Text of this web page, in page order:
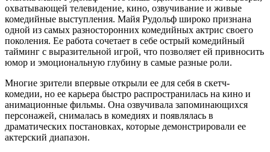
охватывающей телевидение, кино, озвучивание и живые
комедийные выступления. Майя Рудольф широко признана
одной из самых разносторонних комедийных актрис своего
поколения. Ее работа сочетает в себе острый комедийный
тайминг с выразительной игрой, что позволяет ей привносить
юмор и эмоциональную глубину в самые разные роли.
Многие зрители впервые открыли ее для себя в скетч-
комедии, но ее карьера быстро распространилась на кино и
анимационные фильмы. Она озвучивала запоминающихся
персонажей, снималась в комедиях и появлялась в
драматических постановках, которые демонстрировали ее
актерский диапазон.